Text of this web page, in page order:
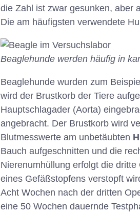
die Zahl ist zwar gesunken, aber
Die am häufigsten verwendete
Beaglehunde werden häufig in
Beaglehunde wurden zum
wird der Brustkorb der Tiere
Hauptschlagader (Aorta)
angebracht. Der Brustkorb wird
Blutmesswerte am unbetäubten
Bauch aufgeschnitten und die
Nierenumhüllung erfolgt die
eines Gefäßstopfens verstopft
Acht Wochen nach der dritten
eine 50 Wochen dauernde